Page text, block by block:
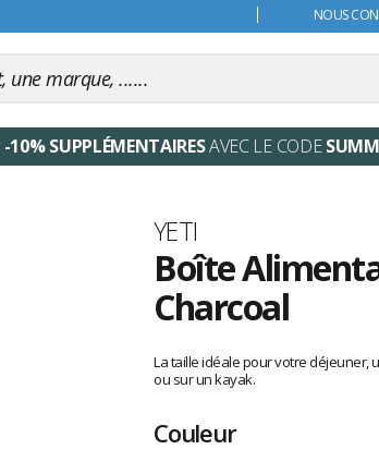
NOUS
-10% SUPPLÉMENTAIRESAVEC LE CODE
Marque
YETI
Boîte
Charcoal
avis
clients
La taille idéale pour votre déjeuner,
ou sur un kayak.
Couleur